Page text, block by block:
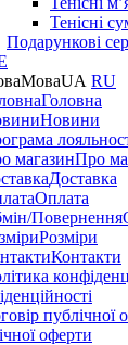
Тенісні
Подарункові
МоваUA RU
Головна
Новини
Про
Доставка
Оплата
Розміри
Контакти
оферти